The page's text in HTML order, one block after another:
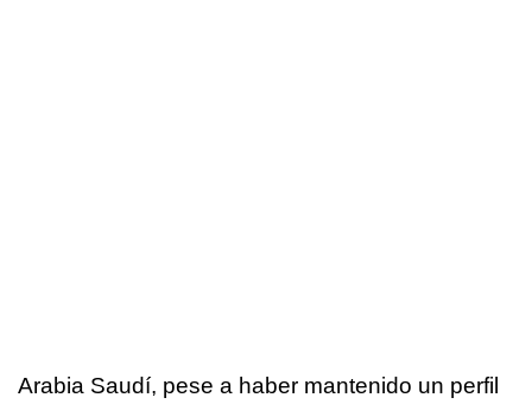
Arabia Saudí, pese a haber mantenido un perfil